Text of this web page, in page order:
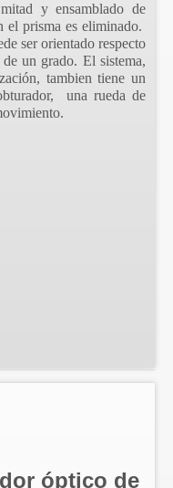
y ensamblado de
el prisma es eliminado.
ser orientado respecto
un grado. El sistema,
tambien tiene un
una rueda de
óptico de